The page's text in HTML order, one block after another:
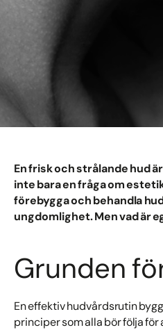
En frisk och strålande hud
inte bara en fråga om
förebygga och behandla
ungdomlighet. Men vad är
Grunden
En effektiv hudvårdsrutin
principer som alla bör följa